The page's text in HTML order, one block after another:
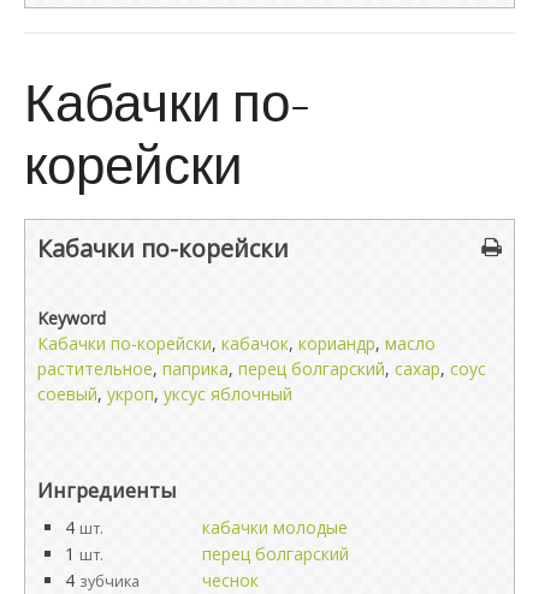
Кабачки по-
корейски
Кабачки по-корейски
Keyword
Кабачки по-корейски, кабачок, кориандр, масло
растительное, паприка, перец болгарский, сахар, соус
соевый, укроп, уксус яблочный
Ингредиенты
4 шт.
кабачки молодые
1 шт.
перец болгарский
4 зубчика
чеснок